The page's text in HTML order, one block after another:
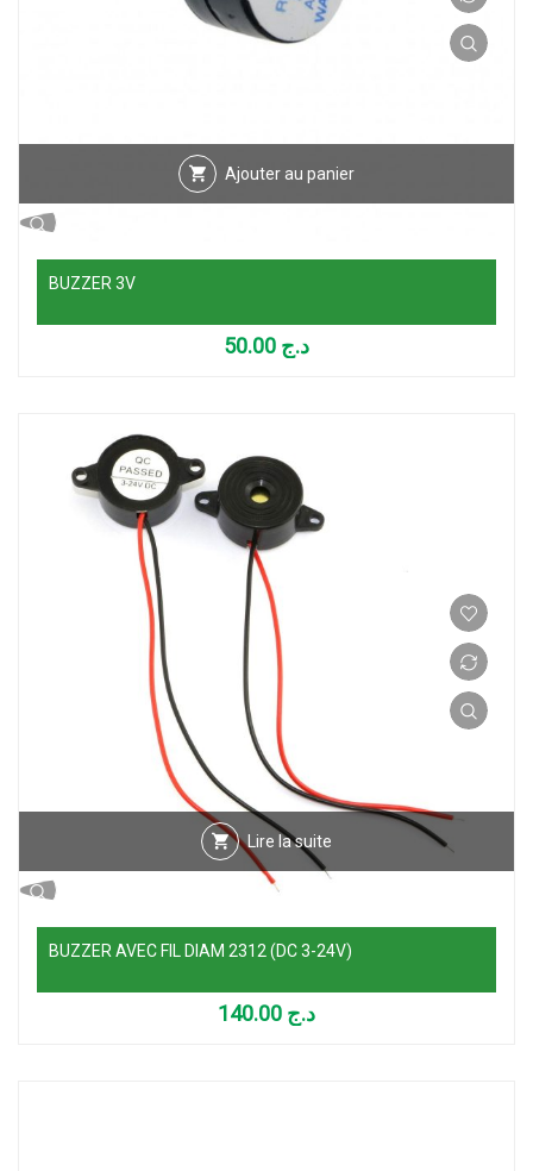
Ajouter au panier
BUZZER 3V
د.ج
Lire la suite
BUZZER AVEC FIL DIAM 2312 (DC 3-24V)
د.ج